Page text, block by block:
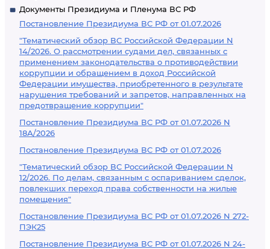
Документы Президиума и Пленума ВС РФ
Постановление Президиума ВС РФ от 01.07.2026
"Тематический обзор ВС Российской Федерации N
14/2026. О рассмотрении судами дел, связанных с
применением законодательства о противодействии
коррупции и обращением в доход Российской
Федерации имущества, приобретенного в результате
нарушения требований и запретов, направленных на
предотвращение коррупции"
Постановление Президиума ВС РФ от 01.07.2026 N
18А/2026
Постановление Президиума ВС РФ от 01.07.2026
"Тематический обзор ВС Российской Федерации N
12/2026. По делам, связанным с оспариванием сделок,
повлекших переход права собственности на жилые
помещения"
Постановление Президиума ВС РФ от 01.07.2026 N 272-
ПЭК25
Постановление Президиума ВС РФ от 01.07.2026 N 24-